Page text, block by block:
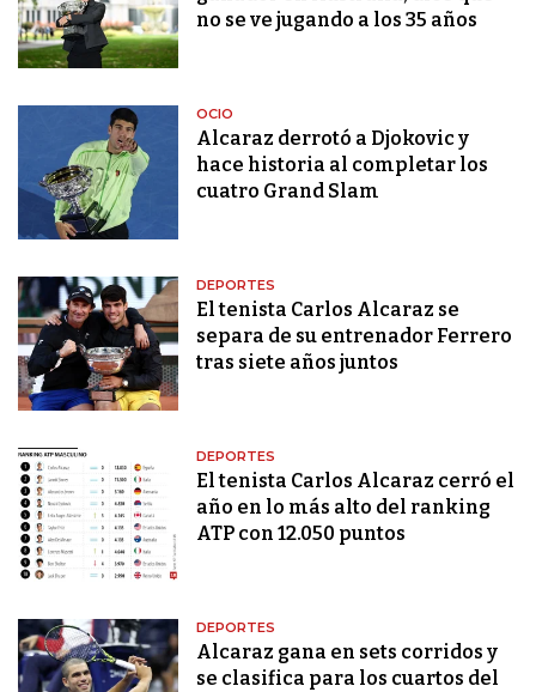
no se ve jugando a los 35 años
OCIO
Alcaraz derrotó a Djokovic y
hace historia al completar los
cuatro Grand Slam
DEPORTES
El tenista Carlos Alcaraz se
separa de su entrenador Ferrero
tras siete años juntos
DEPORTES
El tenista Carlos Alcaraz cerró el
año en lo más alto del ranking
ATP con 12.050 puntos
DEPORTES
Alcaraz gana en sets corridos y
se clasifica para los cuartos del